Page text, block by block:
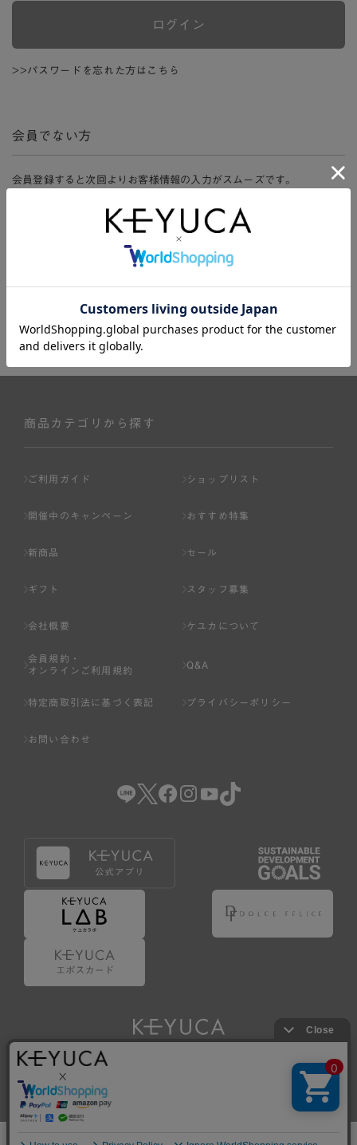
ログイン
>>パスワードを忘れた方はこちら
会員でない方
会員登録すると次回よりお客様情報の入力がスムーズです。
ージ、購入履歴をご利用いただけます。
商品カテゴリから探す
ご利用ガイド ショップリスト
開催中のキャンペーン おすすめ特集
新商品 セール
ギフト スタッフ募集
会社概要 ケユカについて
会員規約・
オンラインご利用規約
Q&A
特定商取引法に基づく表記 プライバシーポリシー
お問い合わせ
Copyright © KAWAJUN Co., Ltd. All Rights Reserved.